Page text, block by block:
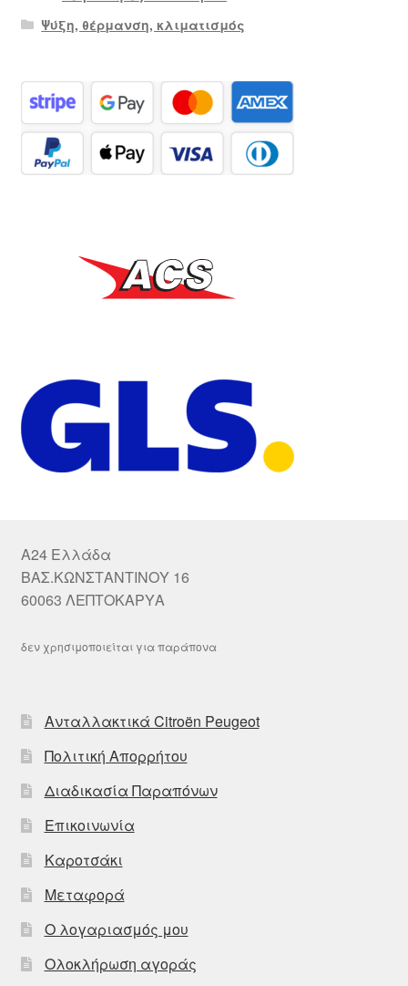
Ψύξη, θέρμανση, κλιματισμός
A24 Ελλάδα
ΒΑΣ.ΚΩΝΣΤΑΝΤΙΝΟΥ 16
60063 ΛΕΠΤΟΚΑΡΥΑ
δεν χρησιμοποιείται για παράπονα
Ανταλλακτικά Citroën Peugeot
Πολιτική Απορρήτου
Διαδικασία Παραπόνων
Επικοινωνία
Καροτσάκι
Μεταφορά
Ο λογαριασμός μου
Ολοκλήρωση αγοράς